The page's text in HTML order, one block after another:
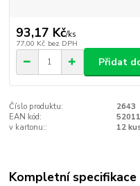
93,17 Kč/ks
77,00 Kč bez DPH
Přidat
Číslo produktu:
2643
EAN kód:
v kartonu::
12
Kompletní specifikace